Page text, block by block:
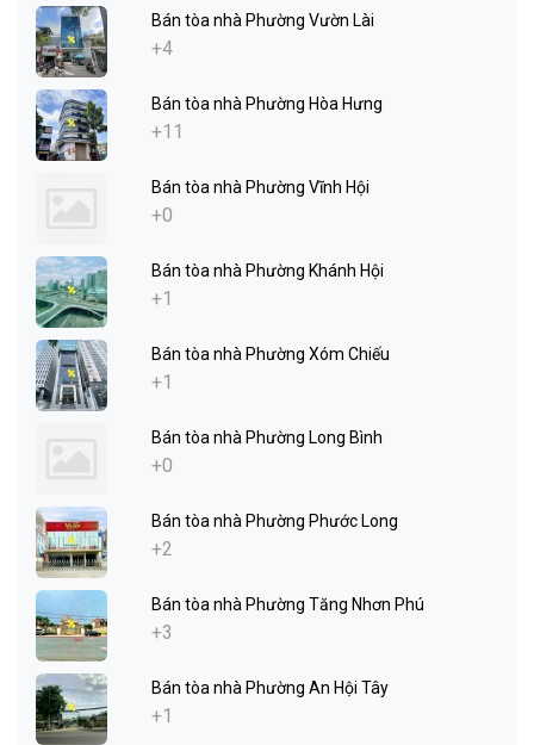
Bán tòa nhà Phường Vườn Lài
+4
Bán tòa nhà Phường Hòa Hưng
+11
Bán tòa nhà Phường Vĩnh Hội
+0
Bán tòa nhà Phường Khánh Hội
+1
Bán tòa nhà Phường Xóm Chiếu
+1
Bán tòa nhà Phường Long Bình
+0
Bán tòa nhà Phường Phước Long
+2
Bán tòa nhà Phường Tăng Nhơn Phú
+3
Bán tòa nhà Phường An Hội Tây
+1